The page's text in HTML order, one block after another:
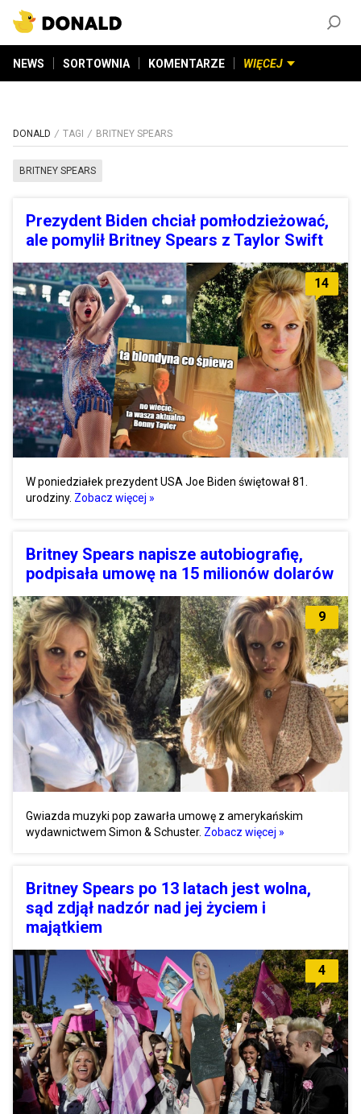
NEWS SORTOWNIA KOMENTARZE WIĘCEJ
DONALD TAGI BRITNEY SPEARS
BRITNEY SPEARS
Prezydent Biden chciał pomłodzieżować,
ale pomylił Britney Spears z Taylor Swift
14
W poniedziałek prezydent USA Joe Biden świętował 81.
urodziny. Zobacz więcej »
Britney Spears napisze autobiografię,
podpisała umowę na 15 milionów dolarów
9
Gwiazda muzyki pop zawarła umowę z amerykańskim
wydawnictwem Simon & Schuster. Zobacz więcej »
Britney Spears po 13 latach jest wolna,
sąd zdjął nadzór nad jej życiem i
majątkiem
4